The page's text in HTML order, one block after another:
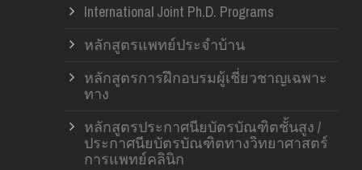
International Joint Ph.D. Programs
หลักสูตรแพทย์ประจำบ้าน
หลักสูตรการฝึกอบรมผู้เชี่ยวชาญเฉพาะ
ทาง
หลักสูตรประกาศนียบัตรบัณฑิตชั้นสูง /
ประกาศนียบัตรบัณฑิตทางวิทยาศาสตร์
การแพทย์คลินิก